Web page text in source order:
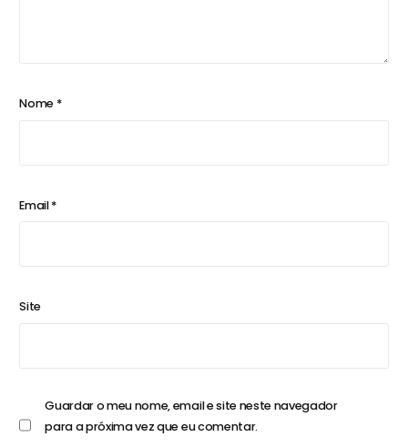
Nome *
Email*
Site
Guardar o meu nome, email e site neste navegador
para a próxima vez que eu comentar.